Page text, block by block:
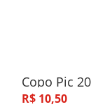
R$ 10,50